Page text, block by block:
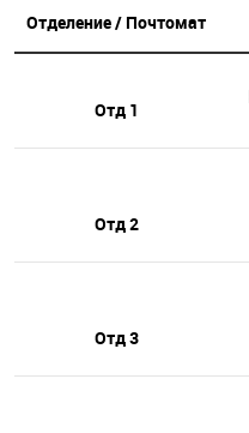
Отделение / Почтомат
Отд 1
Отд 2
Отд 3